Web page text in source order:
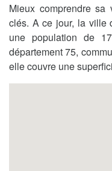
Mieux comprendre
clés. A ce jour, la ville
une population de
département 75,
elle couvre une